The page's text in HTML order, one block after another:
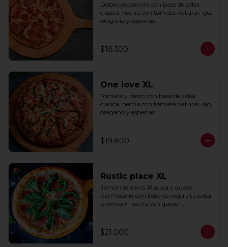
Doble pepperoni con base de salsa
clasica  hecha con tomate natural, ajo,
oregano y especias.
$18.500
One love XL
Tomate y pesto con base de salsa
clasica  hecha con tomate natural, ajo,
oregano y especias.
$19.800
Rustic place XL
Jamón serrano, Rucula y queso
parmesano con base de exquisita salsa
premium hecha con queso
$21.000